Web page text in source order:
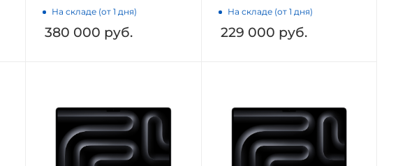
На складе (от 1 дня)
380 000 руб.
На складе (от 1 дня)
229 000 руб.